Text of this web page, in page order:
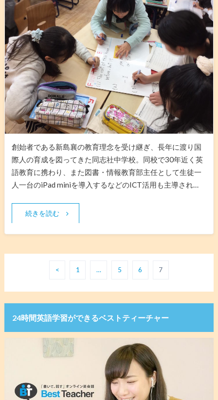
創始者である新島襄の教育理念を受け継ぎ、長年に渡り国
際人の育成を図ってきた同志社中学校。同校で30年近く英
語教育に携わり、また図書・情報教育部主任として生徒一
人一台のiPad miniを導入するなどのICT活用も主導され…
続きを読む
< 1 … 5 6 7
24時間英語学習ができるベストティーチャー